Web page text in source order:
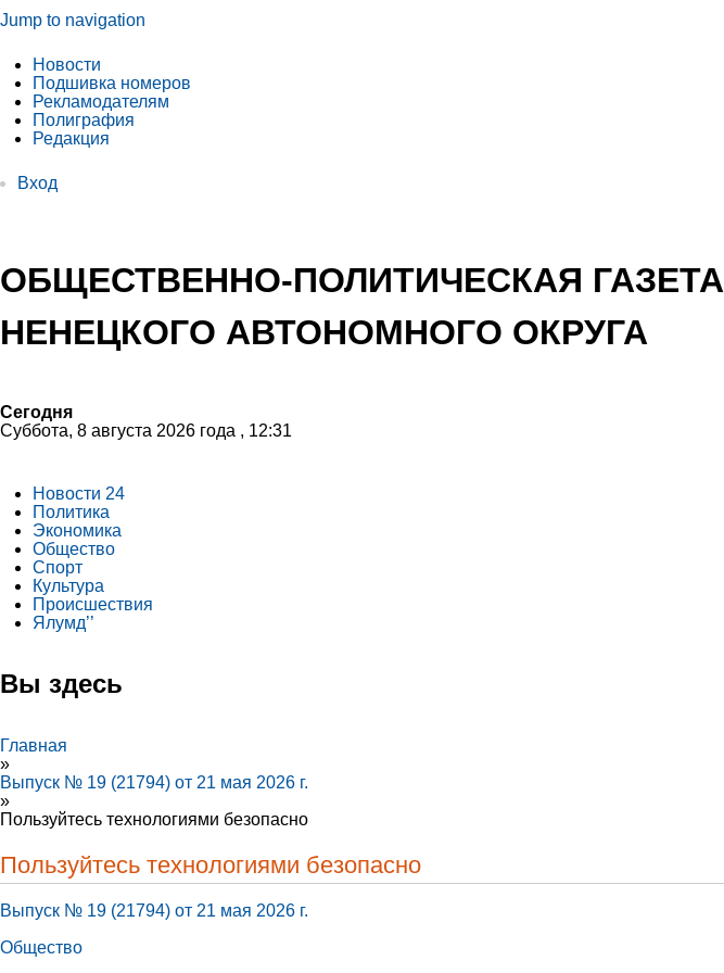
Jump to navigation
Новости
Подшивка номеров
Рекламодателям
Полиграфия
Редакция
Вход
ОБЩЕСТВЕННО-ПОЛИТИЧЕСКАЯ ГАЗЕТА
НЕНЕЦКОГО АВТОНОМНОГО ОКРУГА
Сегодня
Суббота, 8 августа 2026 года , 12:31
Новости 24
Политика
Экономика
Общество
Спорт
Культура
Происшествия
Ялумд’’
Вы здесь
Главная
»
Выпуск № 19 (21794) от 21 мая 2026 г.
»
Пользуйтесь технологиями безопасно
Пользуйтесь технологиями безопасно
Выпуск № 19 (21794) от 21 мая 2026 г.
Общество